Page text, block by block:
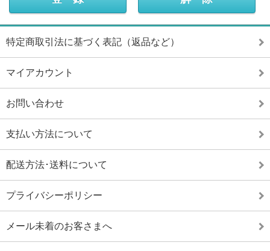
特定商取引法に基づく表記（返品など）
マイアカウント
お問い合わせ
支払い方法について
配送方法･送料について
プライバシーポリシー
メール未着のお客さまへ